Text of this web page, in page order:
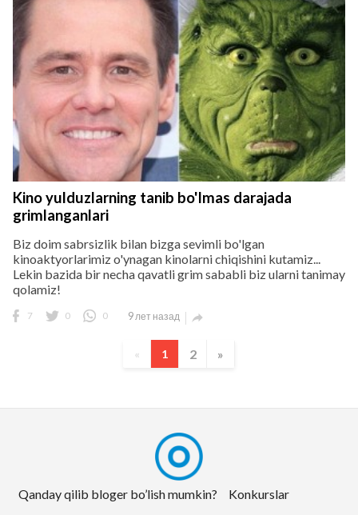
Kino yulduzlarning tanib bo'lmas darajada
grimlanganlari
Biz doim sabrsizlik bilan bizga sevimli bo'lgan
kinoaktyorlarimiz o'ynagan kinolarni chiqishini kutamiz...
Lekin bazida bir necha qavatli grim sababli biz ularni tanimay
qolamiz!
7 0 0 9 лет назад 
« 1 2 »
Qanday qilib bloger bo’lish mumkin? Konkurslar